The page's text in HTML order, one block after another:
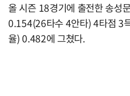
올 시즌 18경기에 출전한 송성
0.154(26타수 4안타) 4타점 3
율) 0.482에 그쳤다.